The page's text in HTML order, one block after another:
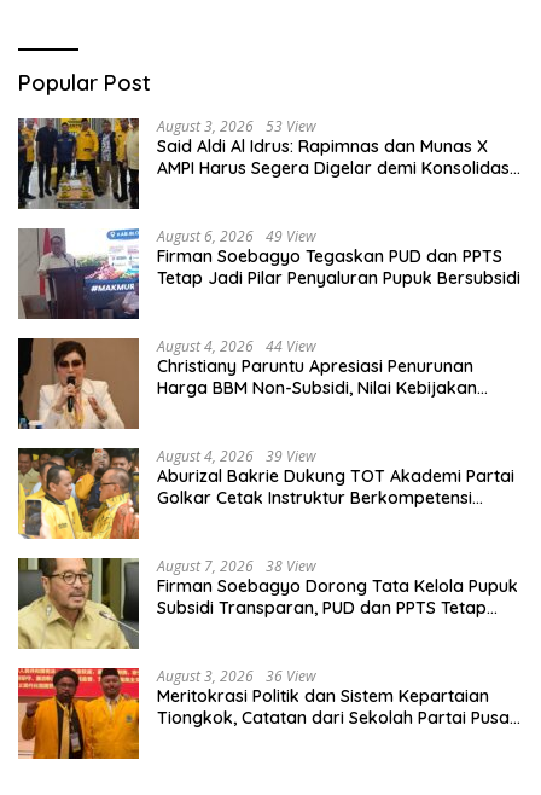
Popular Post
August 3, 2026 53 View
Said Aldi Al Idrus: Rapimnas dan Munas X
AMPI Harus Segera Digelar demi Konsolidasi
August 6, 2026 49 View
Firman Soebagyo Tegaskan PUD dan PPTS
Tetap Jadi Pilar Penyaluran Pupuk Bersubsidi
August 4, 2026 44 View
Christiany Paruntu Apresiasi Penurunan
Harga BBM Non-Subsidi, Nilai Kebijakan
August 4, 2026 39 View
Aburizal Bakrie Dukung TOT Akademi Partai
Golkar Cetak Instruktur Berkompetensi
August 7, 2026 38 View
Firman Soebagyo Dorong Tata Kelola Pupuk
Subsidi Transparan, PUD dan PPTS Tetap
August 3, 2026 36 View
Meritokrasi Politik dan Sistem Kepartaian
Tiongkok, Catatan dari Sekolah Partai Pusat